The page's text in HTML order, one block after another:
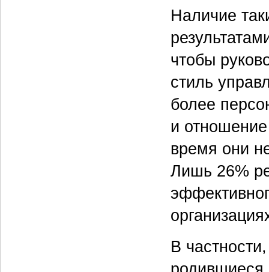
Наличие
чтобы
стиль
более
и
время они
Лишь 26%
В